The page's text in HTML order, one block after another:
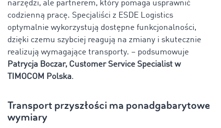
narzędzi, ale partnerem, który pomaga usprawnić
codzienną pracę. Specjaliści z ESDE Logistics
optymalnie wykorzystują dostępne funkcjonalności,
dzięki czemu szybciej reagują na zmiany i skutecznie
realizują wymagające transporty. – podsumowuje
Patrycja Boczar, Customer Service Specialist w
TIMOCOM Polska.
Transport przyszłości ma ponadgabarytowe
wymiary